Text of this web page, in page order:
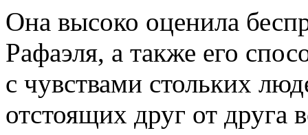
Она высоко оценила
Рафаэля, а также его
с чувствами стольких
отстоящих друг от друга